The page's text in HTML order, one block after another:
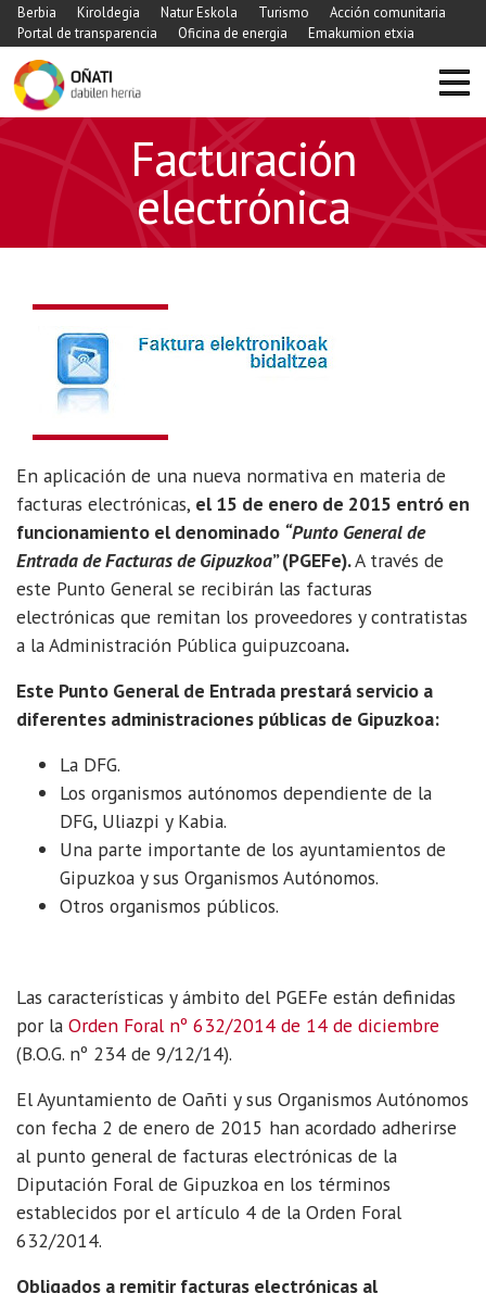
Berbia Kiroldegia Natur Eskola Turismo
Acción comunitaria
Portal de transparencia
Oficina de energia Emakumion etxia
Facturación
electrónica
En aplicación de una nueva normativa en materia de
facturas electrónicas, el 15 de enero de 2015 entró en
funcionamiento el denominado “Punto General de
Entrada de Facturas de Gipuzkoa” (PGEFe).A través de
este Punto General se recibirán las facturas
electrónicas que remitan los proveedores y contratistas
a la Administración Pública guipuzcoana.
Este Punto General de Entrada prestará servicio a
diferentes administraciones públicas de Gipuzkoa:
La DFG.
Los organismos autónomos dependiente de la
DFG, Uliazpi y Kabia.
Una parte importante de los ayuntamientos de
Gipuzkoa y sus Organismos Autónomos.
Otros organismos públicos.
Las características y ámbito del PGEFe están definidas
por la Orden Foral nº 632/2014 de 14 de diciembre
(B.O.G. nº 234 de 9/12/14).
El Ayuntamiento de Oañti y sus Organismos Autónomos
con fecha 2 de enero de 2015 han acordado adherirse
al punto general de facturas electrónicas de la
Diputación Foral de Gipuzkoa en los términos
establecidos por el artículo 4 de la Orden Foral
632/2014.
Obligados a remitir facturas electrónicas al